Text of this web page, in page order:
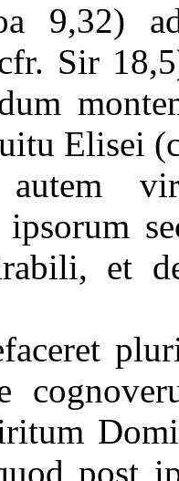
9,32)
Sir
Elisei
autem
ipsorum
et
post